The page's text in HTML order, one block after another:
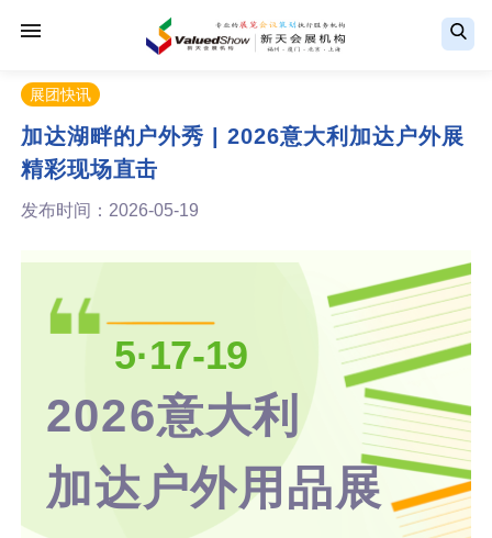
展团快讯
加达湖畔的户外秀 | 2026意大利加达户外展
精彩现场直击
发布时间：2026-05-19
2026意大利
加达户外用品展
5·17-19